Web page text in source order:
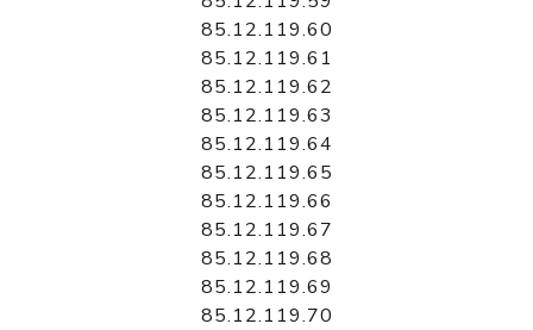
85.12.119.60
85.12.119.61
85.12.119.62
85.12.119.63
85.12.119.64
85.12.119.65
85.12.119.66
85.12.119.67
85.12.119.68
85.12.119.69
85.12.119.70